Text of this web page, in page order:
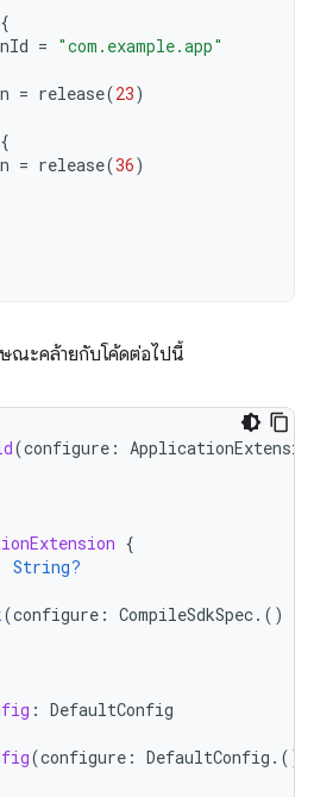
{
= "com.example.app"
= release(23)
{
= release(36)
ณะคล้ายกับโค้ดต่อไปนี้
(configure :
{
String?
(configure : CompileSdkSpec.()
: DefaultConfig
(configure : DefaultConfig .()